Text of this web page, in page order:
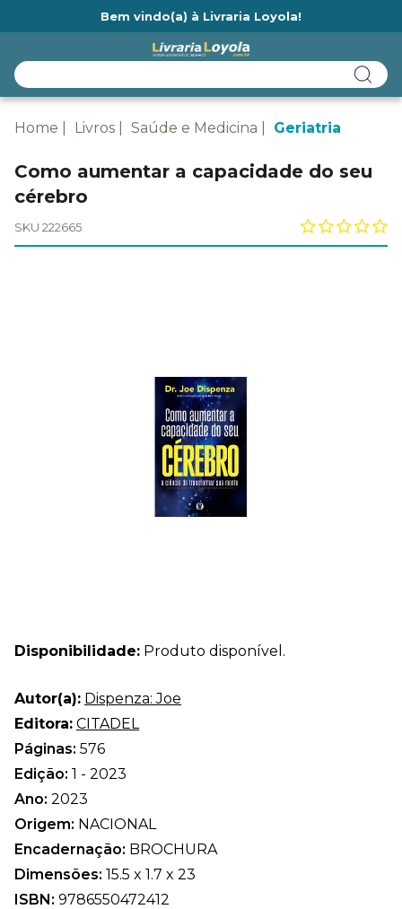
Bem vindo(a) à Livraria Loyola!
Home Livros Saúde e Medicina Geriatria
Como aumentar a capacidade do seu
cérebro
SKU 222665
Disponibilidade: Produto disponível.
Autor(a): Dispenza: Joe
Editora: CITADEL
Páginas: 576
Edição: 1 - 2023
Ano: 2023
Origem: NACIONAL
Encadernação: BROCHURA
Dimensões: 15.5 x 1.7 x 23
ISBN: 9786550472412